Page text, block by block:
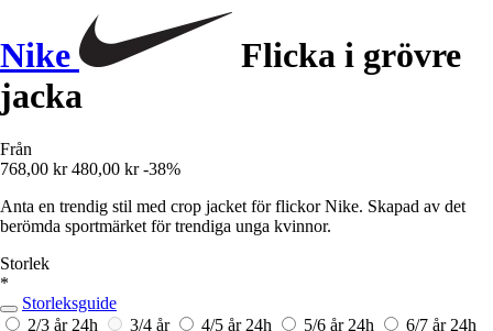
Nike
Flicka i grövre
jacka
Från
768,00 kr 480,00 kr -38%
Anta en trendig stil med crop jacket för flickor Nike. Skapad av det
berömda sportmärket för trendiga unga kvinnor.
Storlek
*
Storleksguide
2/3 år 24h 3/4 år 4/5 år 24h 5/6 år 24h 6/7 år 24h